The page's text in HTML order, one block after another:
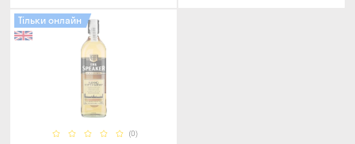
(0)
Тільки онлайн